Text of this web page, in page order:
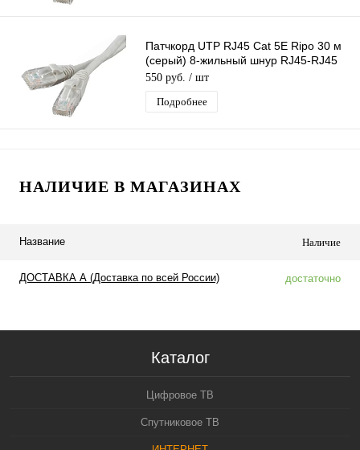
Патчкорд UTP RJ45 Cat 5E Ripo 30 м
(серый) 8-жильный шнур RJ45-RJ45
для соединения сетевых устройств
550 руб. / шт
Подробнее
НАЛИЧИЕ В МАГАЗИНАХ
Название Наличие
ДОСТАВКА А (Доставка по всей России) достаточно
Каталог
Цифровое ТВ
Спутниковое ТВ